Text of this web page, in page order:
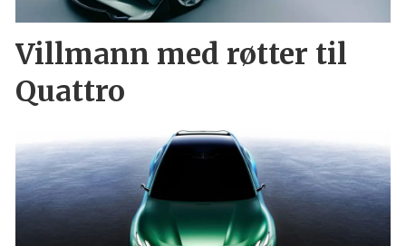
Villmann med røtter til
Quattro